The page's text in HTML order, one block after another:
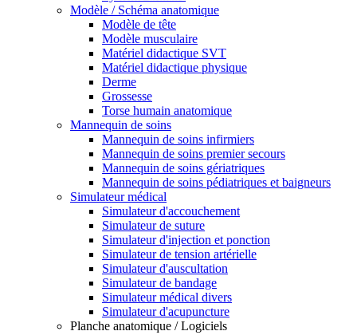
Modèle / Schéma anatomique
Modèle de tête
Modèle musculaire
Matériel didactique SVT
Matériel didactique physique
Derme
Grossesse
Torse humain anatomique
Mannequin de soins
Mannequin de soins infirmiers
Mannequin de soins premier secours
Mannequin de soins gériatriques
Mannequin de soins pédiatriques et baigneurs
Simulateur médical
Simulateur d'accouchement
Simulateur de suture
Simulateur d'injection et ponction
Simulateur de tension artérielle
Simulateur d'auscultation
Simulateur de bandage
Simulateur médical divers
Simulateur d'acupuncture
Planche anatomique / Logiciels